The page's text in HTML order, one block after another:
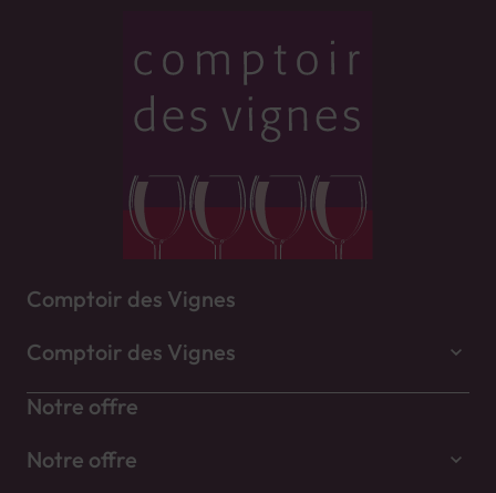
Comptoir des Vignes
Comptoir des Vignes
Notre offre
Notre offre